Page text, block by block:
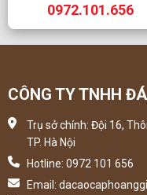
0972.101.656
CÔNG TY TNHH
Trụ sở chính: Đội 16,
TP. Hà Nội
Hotline: 0972 101 656
Email: